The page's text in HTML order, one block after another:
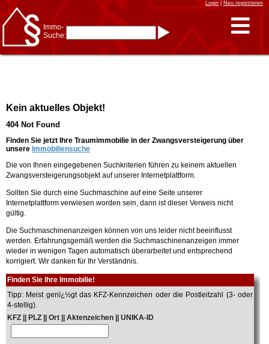
Login| Neu registrieren
Immo-
Suche:
* Suche verfeinern durch
Kombinieren
Frankfurt/Oder
am Main
Immobiliensuche
nach Kreis
nach Amtsgericht
Kein aktuelles Objekt!
404 Not Found
Finden Sie jetzt Ihre Traumimmobilie in der Zwangsversteigerung über
unsere Immobiliensuche
Die von Ihnen eingegebenen Suchkriterien führen zu keinem aktuellen
Zwangsversteigerungsobjekt auf unserer Internetplattform.
Sollten Sie durch eine Suchmaschine auf eine Seite unserer
Internetplattform verwiesen worden sein, dann ist dieser Verweis nicht
gültig.
Die Suchmaschinenanzeigen können von uns leider nicht beeinflusst
werden. Erfahrungsgemäß werden die Suchmaschinenanzeigen immer
wieder in wenigen Tagen automatisch überarbeitet und entsprechend
korrigiert. Wir danken für Ihr Verständnis.
Finden Sie Ihre Immobilie!
Tipp: Meist genï¿½gt das KFZ-Kennzeichen oder die Postleitzahl (3- oder
4-stellig).
KFZ || PLZ || Ort || Aktenzeichen || UNIKA-ID